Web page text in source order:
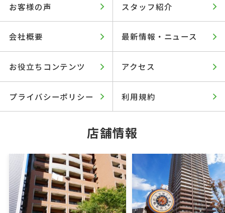
お客様の声 スタッフ紹介
会社概要 最新情報・ニュース
お役立ちコンテンツ アクセス
プライバシーポリシー 利用規約
店舗情報